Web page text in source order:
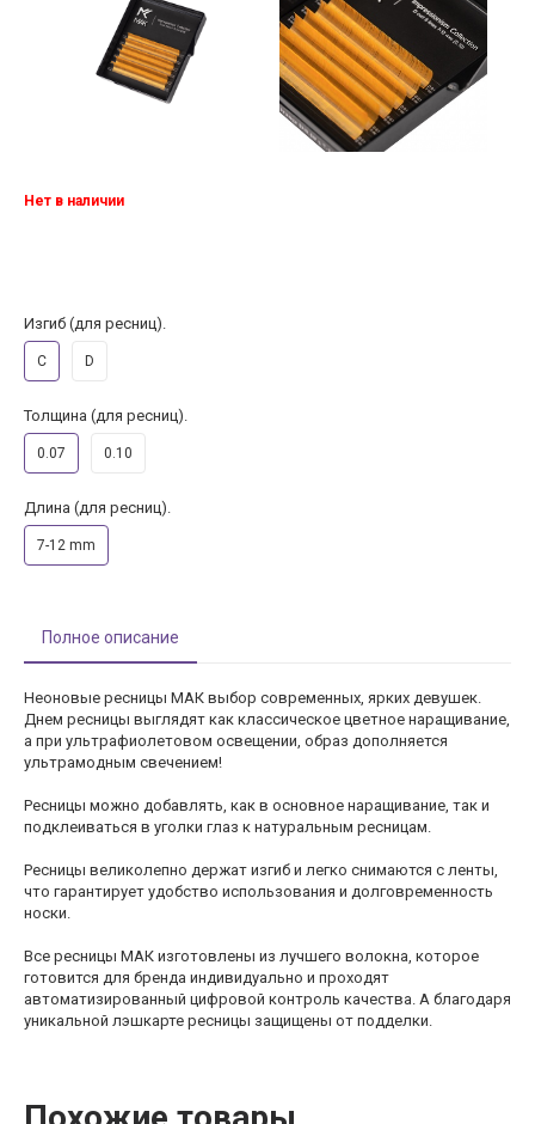
Нет в наличии
Изгиб (для ресниц).
C D
Толщина (для ресниц).
0.07 0.10
Длина (для ресниц).
7-12 mm
Полное описание
Неоновые ресницы МАК выбор современных, ярких девушек.
Днем ресницы выглядят как классическое цветное наращивание,
а при ультрафиолетовом освещении, образ дополняется
ультрамодным свечением!
Ресницы можно добавлять, как в основное наращивание, так и
подклеиваться в уголки глаз к натуральным ресницам.
Ресницы великолепно держат изгиб и легко снимаются с ленты,
что гарантирует удобство использования и долговременность
носки.
Все ресницы МАК изготовлены из лучшего волокна, которое
готовится для бренда индивидуально и проходят
автоматизированный цифровой контроль качества. А благодаря
уникальной лэшкарте ресницы защищены от подделки.